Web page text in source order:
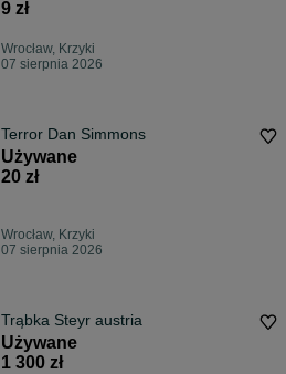
9 zł
Wrocław, Krzyki
07 sierpnia 2026
Terror Dan Simmons
Używane
20 zł
Wrocław, Krzyki
07 sierpnia 2026
Trąbka Steyr austria
Używane
1 300 zł